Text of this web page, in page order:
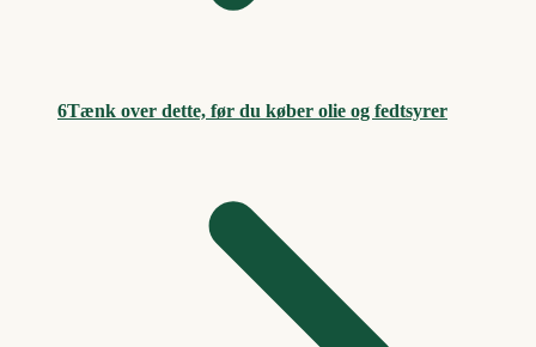
6Tænk over dette, før du køber olie og fedtsyrer